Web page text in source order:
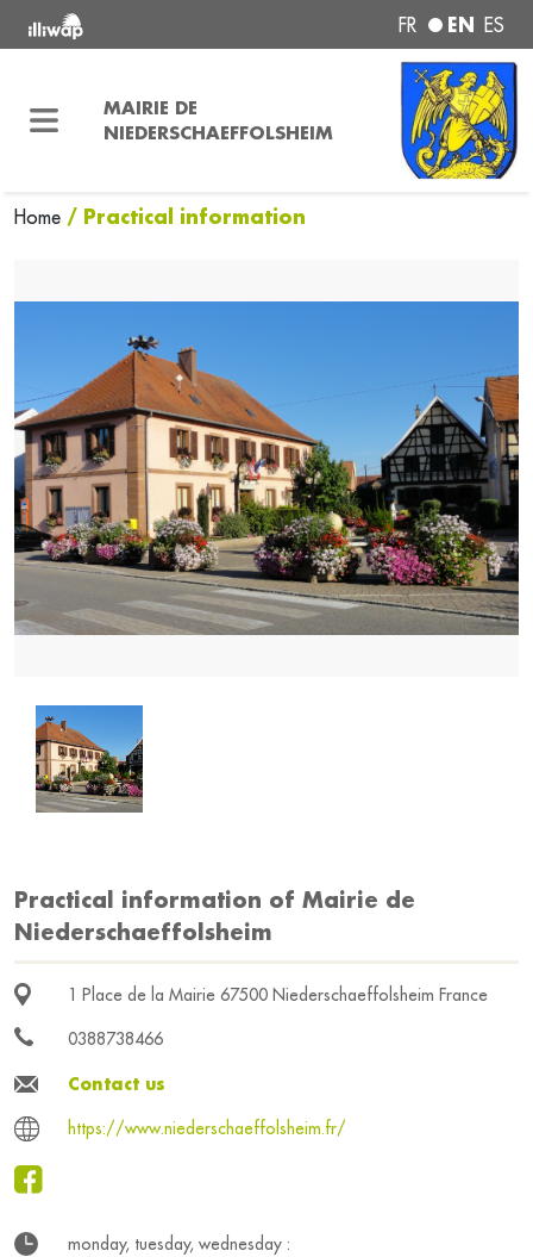
FR EN ES
MAIRIE DE
NIEDERSCHAEFFOLSHEIM
Home / Practical information
Practical information of Mairie de
Niederschaeffolsheim
1 Place de la Mairie 67500 Niederschaeffolsheim France
0388738466
Contact us
https://www.niederschaeffolsheim.fr/
monday, tuesday, wednesday :